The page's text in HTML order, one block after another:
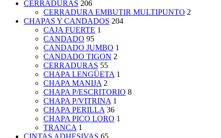
CERRADURAS 206
CERRADURA EMBUTIR MULTIPUNTO 2
CHAPAS Y CANDADOS 204
CAJA FUERTE 1
CANDADO 95
CANDADO JUMBO 1
CANDADO TIGON 2
CERRADURAS 55
CHAPA LENGÜETA 1
CHAPA MANIJA 2
CHAPA P/ESCRITORIO 8
CHAPA P/VITRINA 1
CHAPA PERILLA 36
CHAPA PICO LORO 1
TRANCA 1